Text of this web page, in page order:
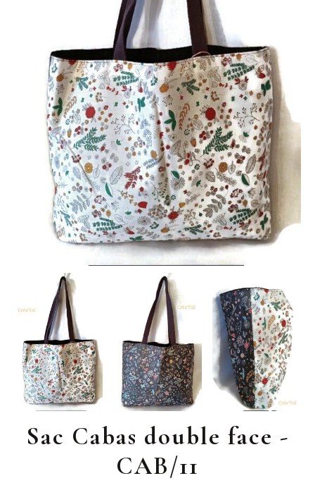
Sac Cabas double face -
CAB/11